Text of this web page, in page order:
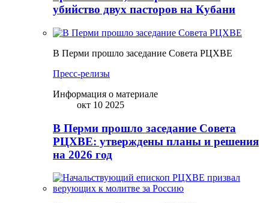
убийство двух пасторов на Кубани
В Перми прошло заседание Совета РЦХВЕ
Пресс-релизы
Информация о материале
окт 10 2025
В Перми прошло заседание Совета
РЦХВЕ: утверждены планы и решения
на 2026 год